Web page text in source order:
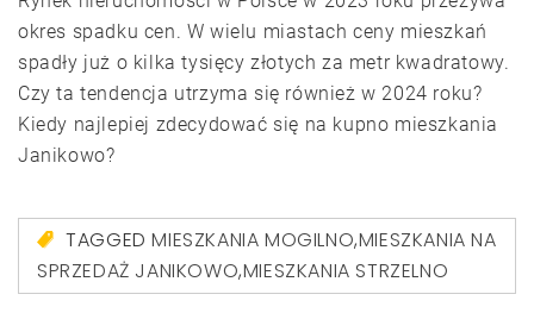
okres spadku cen. W wielu miastach ceny mieszkań
spadły już o kilka tysięcy złotych za metr kwadratowy.
Czy ta tendencja utrzyma się również w 2024 roku?
Kiedy najlepiej zdecydować się na kupno mieszkania
Janikowo?
TAGGEDMIESZKANIA MOGILNO,MIESZKANIA NA
SPRZEDAŻ JANIKOWO,MIESZKANIA STRZELNO